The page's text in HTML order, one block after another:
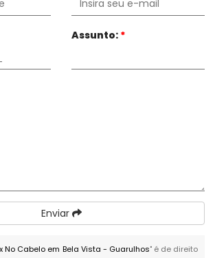
Assunto: *
Enviar
No Cabelo em Bela Vista - Guarulhos" é de direito